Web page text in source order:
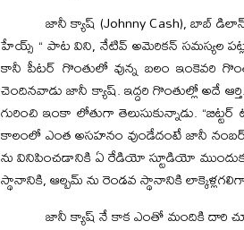
జానీ క్యాష్ (Johnny Cash), బాబ్
హేయ్స్ “ పాట విని, నేటివ్ అమెరికన్ సమస్యల
కానీ పీటర్ గొంతులో వున్న బలం ఇంకెవరి
చెందినవాడు జానీ క్యాష్. ఇద్దరి గొంతుల్లో అదే
గురించి ఇంకా లోతుగా తెలుసుకున్నాడు.
కాలంలో ఎంత అసహనం వుండేదంటే జానీ
ను వినిపించడానికి ఏ రేడియో స్టూడియో
స్థానానికి, ఆల్బమ్ ను రెండవ స్థానానికి
జానీ క్యాష్ నే కాక ఎంతో మందికి దారి